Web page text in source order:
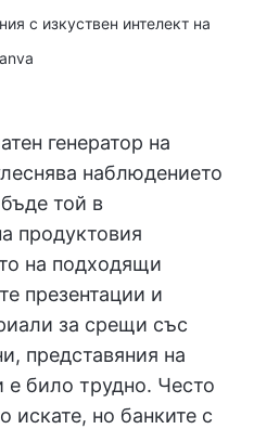
с изкуствен интелект на
генератор на
наблюдението
той в
продуктовия
на подходящи
презентации и
за срещи със
представяния на
е било трудно. Често
искате, но банките с